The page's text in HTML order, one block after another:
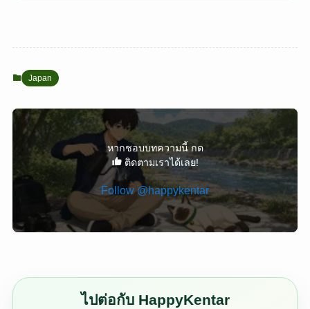
Japan
หากชอบบทความนี้ กด
ติดตามเราได้เลย!
Follow @happykentar
ไปต่อกับ HappyKentar